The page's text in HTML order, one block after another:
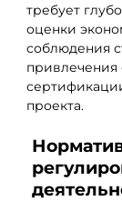
требует
оценки
соблюдения
проекта.